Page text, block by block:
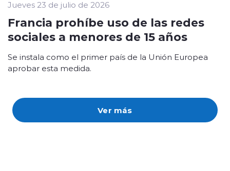
Ver más
Jueves 23 de julio de 2026
Francia prohíbe uso de las redes
sociales a menores de 15 años
Se instala como el primer país de la Unión Europea
aprobar esta medida.